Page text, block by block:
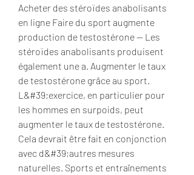
Acheter des stéroïdes anabolisants
en ligne Faire du sport augmente
production de testostérone -- Les
stéroïdes anabolisants produisent
également une a. Augmenter le taux
de testostérone grâce au sport.
L&#39;exercice, en particulier pour
les hommes en surpoids, peut
augmenter le taux de testostérone.
Cela devrait être fait en conjonction
avec d&#39;autres mesures
naturelles. Sports et entraînements